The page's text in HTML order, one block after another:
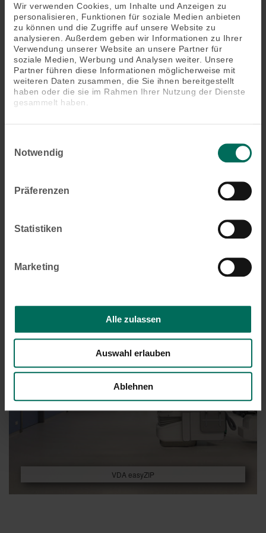
Wir verwenden Cookies, um Inhalte und Anzeigen zu
personalisieren, Funktionen für soziale Medien anbieten
zu können und die Zugriffe auf unsere Website zu
analysieren. Außerdem geben wir Informationen zu Ihrer
Verwendung unserer Website an unsere Partner für
soziale Medien, Werbung und Analysen weiter. Unsere
Partner führen diese Informationen möglicherweise mit
weiteren Daten zusammen, die Sie ihnen bereitgestellt
haben oder die sie im Rahmen Ihrer Nutzung der Dienste
gesammelt haben.
Notwendig
Präferenzen
Statistiken
Marketing
Alle zulassen
Auswahl erlauben
Ablehnen
horizontalen Flächen bspw. Lichtkuppeln
Stoffqualitäten: Textilgewebe, optional
Glasfasergewebe
Produktbeschreibung
Lichtkuppel, die zugefahren einen Lichteintritt
Das könnte Sie auch interessieren
VDA easyZIP